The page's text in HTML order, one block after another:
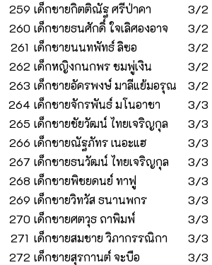
259 เด็กชายกิตติณัฐ ศรีป่าคา 3/2
260 เด็กชายธนศักดิ์ ใจเลิศองอาจ 3/2
261 เด็กชายนนทพัทธ์ ลิซอ 3/2
262 เด็กหญิงกนกพร ชมพู่เงิน 3/2
263 เด็กชายอัครพงษ์ มาลีแย้มอรุณ 3/2
264 เด็กชายจักรพันธ์ มโนอาชา 3/3
265 เด็กชายชัยวัฒน์ ไทยเจริญกุล 3/3
266 เด็กชายณัฐภัทร เนอะแฮ 3/3
267 เด็กชายธนวัฒน์ ไทยเจริญกุล 3/3
268 เด็กชายพิชยดนย์ ทาฟู 3/3
269 เด็กชายวิทวัส ธนานพกร 3/3
270 เด็กชายศตวุธ ถาพิมพ์ 3/3
271 เด็กชายสมชาย วิภากรรณิกา 3/3
272 เด็กชายสุรกานต์ จะบือ 3/3